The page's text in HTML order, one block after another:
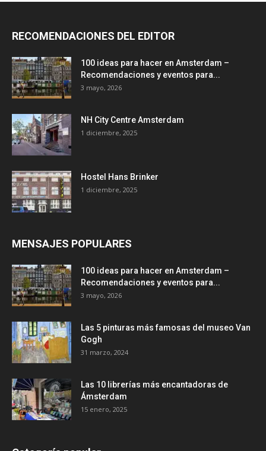
RECOMENDACIONES DEL EDITOR
100 ideas para hacer en Amsterdam –
Recomendaciones y eventos para...
3 mayo, 2026
NH City Centre Amsterdam
1 diciembre, 2025
Hostel Hans Brinker
1 diciembre, 2025
MENSAJES POPULARES
100 ideas para hacer en Amsterdam –
Recomendaciones y eventos para...
3 mayo, 2026
Las 5 pinturas más famosas del museo Van
Gogh
31 marzo, 2024
Las 10 librerías más encantadoras de
Ámsterdam
15 enero, 2025